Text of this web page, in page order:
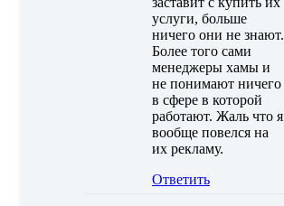
услуги, больше
ничего они не знают.
Более того сами
менеджеры хамы и
не понимают ничего
в сфере в которой
работают. Жаль что я
вообще повелся на
их рекламу.
Ответить